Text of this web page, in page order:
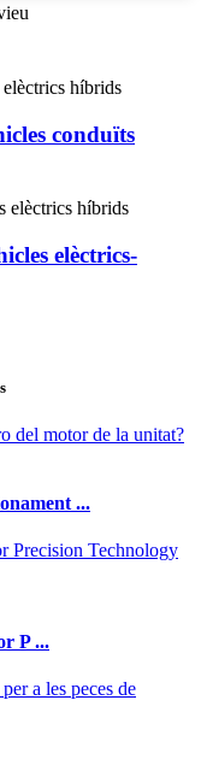
conduïts
elèctrics-
...
P ...